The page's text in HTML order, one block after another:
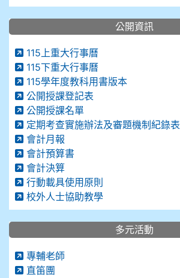
公開資訊
115上重大行事曆
115下重大行事曆
115學年度教科用書版本
公開授課登記表
公開授課名單
定期考查實施辦法及審題機制紀錄表
會計月報
會計預算書
會計決算
行動載具使用原則
校外人士協助教學
多元活動
專輔老師
直笛團